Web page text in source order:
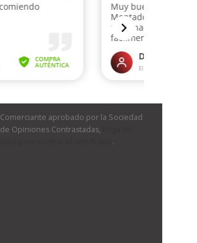
Comerciante aprobado por la Sociedad
de Opiniones Contrastadas,
.